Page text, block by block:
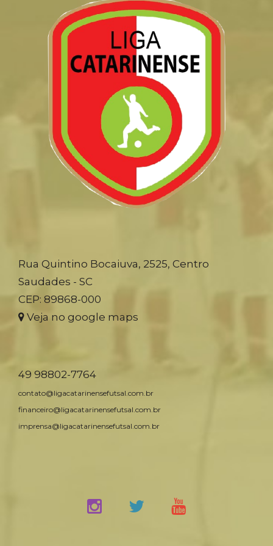
Rua Quintino Bocaiuva, 2525, Centro
Saudades - SC
CEP: 89868-000
Veja no google maps
49 98802-7764
contato@ligacatarinensefutsal.com.br
financeiro@ligacatarinensefutsal.com.br
imprensa@ligacatarinensefutsal.com.br